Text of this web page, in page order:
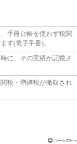
手冊台帳を使わず税関
す(電子手冊)。
に、その実績が記載さ
税・増値税が徴収され